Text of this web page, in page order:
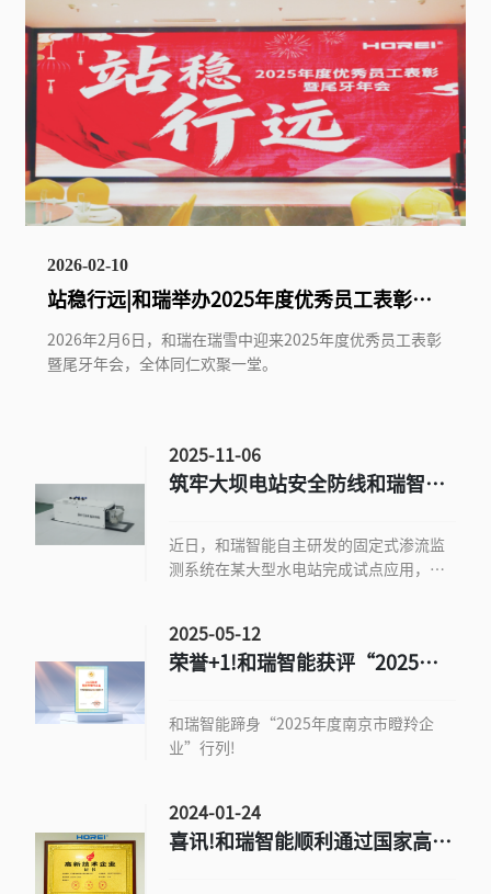
2026-02-10
站稳行远|和瑞举办2025年度优秀员工表彰暨
尾牙年会
2026年2月6日，和瑞在瑞雪中迎来2025年度优秀员工表彰
暨尾牙年会，全体同仁欢聚一堂。
2025-11-06
筑牢大坝电站安全防线和瑞智能
近日，和瑞智能自主研发的固定式渗流监
测系统在某大型水电站完成试点应用，为
2025-05-12
荣誉+1!和瑞智能获评“2025年
和瑞智能蹄身“2025年度南京市瞪羚企
业”行列!
2024-01-24
喜讯!和瑞智能顺利通过国家高新